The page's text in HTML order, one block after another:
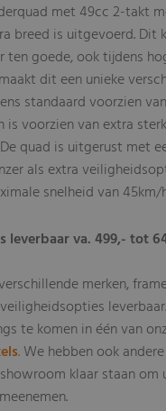
met 49cc 2-takt
breed is uitgevoerd. Dit
goede, ook tijdens
dit een unieke
standaard voorzien
is voorzien van extra
quad is uitgerust met
als extra
snelheid van 45km/
leverbaar va. 499,- tot
merken,
leverbaar.
te komen in één van
.We hebben ook
klaar staan om